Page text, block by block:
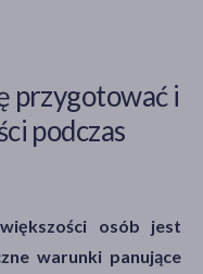
przygotować i
podczas
osób jest
warunki panujące